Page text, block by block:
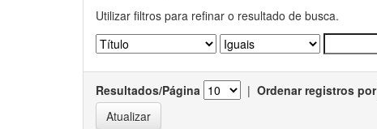
Utilizar filtros para refinar o resultado de busca.
Resultados/Página | Ordenar registros por